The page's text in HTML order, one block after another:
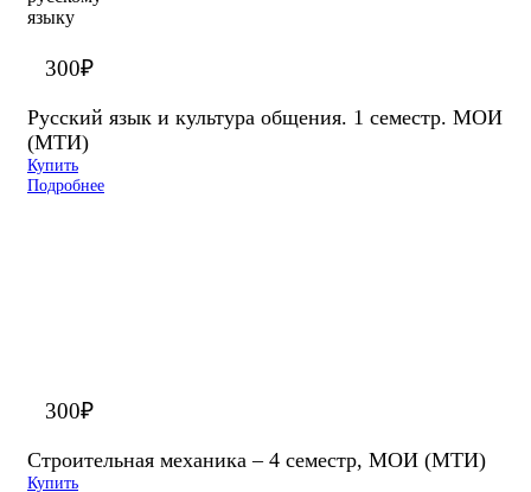
300₽
Русский язык и культура общения. 1 семестр. МОИ
(МТИ)
Купить
Подробнее
300₽
Строительная механика – 4 семестр, МОИ (МТИ)
Купить